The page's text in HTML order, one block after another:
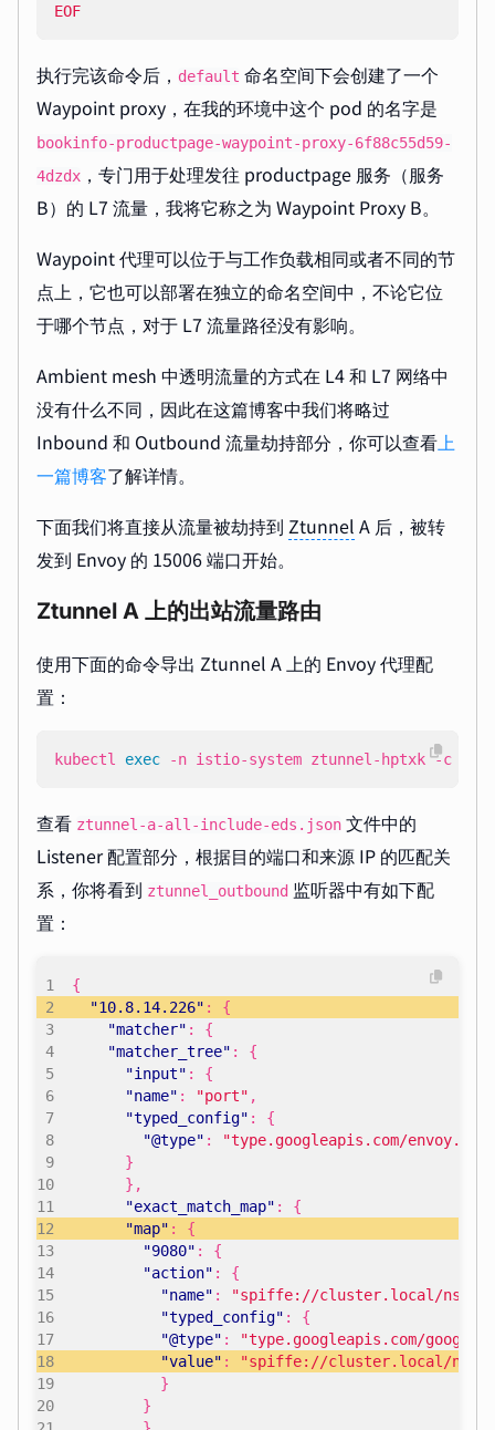
EOF
执行完该命令后， default 命名空间下会创建了一个
Waypoint proxy，在我的环境中这个 pod 的名字是
bookinfo-productpage-waypoint-proxy-6f88c55d59-
4dzdx ，专门用于处理发往 productpage 服务（服务
B）的 L7 流量，我将它称之为 Waypoint Proxy B。
Waypoint 代理可以位于与工作负载相同或者不同的节
点上，它也可以部署在独立的命名空间中，不论它位
于哪个节点，对于 L7 流量路径没有影响。
Ambient mesh 中透明流量的方式在 L4 和 L7 网络中
没有什么不同，因此在这篇博客中我们将略过
Inbound 和 Outbound 流量劫持部分，你可以查看 上
一篇博客了解详情。
下面我们将直接从流量被劫持到 Ztunnel A 后，被转
发到 Envoy 的 15006 端口开始。
Ztunnel A 上的出站流量路由
使用下面的命令导出 Ztunnel A 上的 Envoy 代理配
置：
kubectl exec -n istio-system ztunnel-hptxk -c
查看 ztunnel-a-all-include-eds.json 文件中的
Listener 配置部分，根据目的端口和来源 IP 的匹配关
系，你将看到 ztunnel_outbound 监听器中有如下配
置：
{
"10.8.14.226" :
{
"matcher" :
{
"matcher_tree" :
{
"input" :
{
"name" : "port" ,
"typed_config" :
{
"@type" :
"type.googleapis.com/
}
},
"exact_match_map" :
{
"map" :
{
"9080" :
{
"action" :
{
"name" :
"spiffe://cluster.local/ns/
"typed_config" :
{
"@type" :
"type.googleapis.com/
"value" :
"spiffe://cluster.local/ns/
}
}